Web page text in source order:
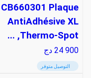
CB660301 Plaque
AntiAdhésive XL
Thermo-Spot, ...
24 900 دج
التوصيل متوفر